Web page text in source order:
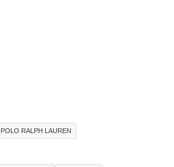
POLO RALPH LAUREN